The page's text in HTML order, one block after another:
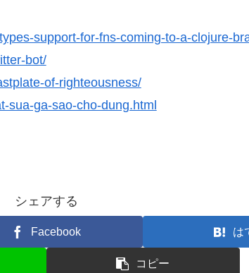
support-for-fns-coming-to-a-clojure-
bot/
of-righteousness/
sua-ga-sao-cho-dung.html
シェアする
Facebook は
コピー